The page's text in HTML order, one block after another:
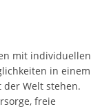
mit individuellen
in einem
Welt stehen.
freie